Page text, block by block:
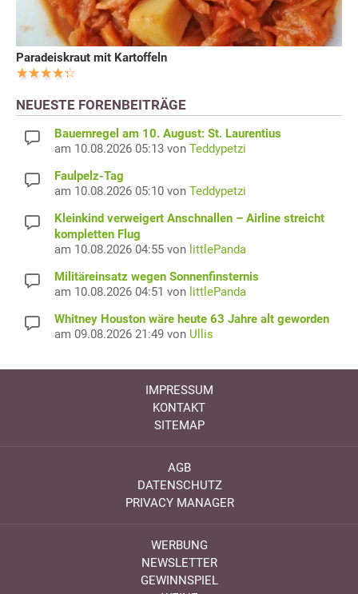
Paradeiskraut mit Kartoffeln
NEUESTE FORENBEITRÄGE
Bauernregel am 10. August: St. Laurentius
am 10.08.2026 05:13 von Teddypetzi
Faulpelz-Tag
am 10.08.2026 05:10 von Teddypetzi
Kleinkind verweigert Anschnallen – Airline streicht
kompletten Flug
am 10.08.2026 04:55 von littlePanda
Militäreinsatz wegen Sonnenfinsternis
am 10.08.2026 04:51 von littlePanda
Whitney Houston wäre heute 63 Jahre alt geworden
am 09.08.2026 21:49 von Ullis
IMPRESSUM
KONTAKT
SITEMAP
AGB
DATENSCHUTZ
PRIVACY MANAGER
WERBUNG
NEWSLETTER
GEWINNSPIEL